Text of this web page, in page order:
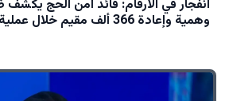
وهمية وإعادة 366 ألف مقيم خلال عملية تاريخية!